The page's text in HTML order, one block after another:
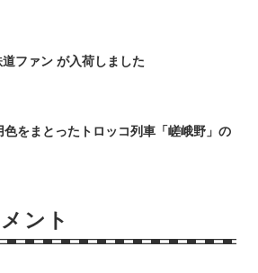
ファン が入荷しました
をまとったトロッコ列車「嵯峨野」の
ント